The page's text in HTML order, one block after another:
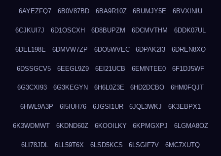
6AYEZFQ7 6B0V87BD 6BA9R10Z 6BUMJY5E 6BVXINIU
6CJKUI7J 6D1OSCXH 6D8BUPZM 6DCMVTHM 6DDK07UL
6DEL198E 6DMVW7ZP 6DO5WVEC 6DPAK2I3 6DREN8XO
6DSSGCV5 6EEGL9Z9 6EI21UCB 6EMNTEE0 6F1DJ5WF
6G3CXI93 6G3KEGYN 6H6L0Z3E 6HD2DCBO 6HM0FQJT
6HWL9A3P 6I5IUH76 6JGSI1UR 6JQL3WKJ 6K3EBPX1
6K3WDMWT 6KDND60Z 6KOOILKY 6KPMGXPJ 6LGMA8OZ
6LI78JDL 6LL59T6X 6LSD5KCS 6LSGIF7V 6MC7XUTQ